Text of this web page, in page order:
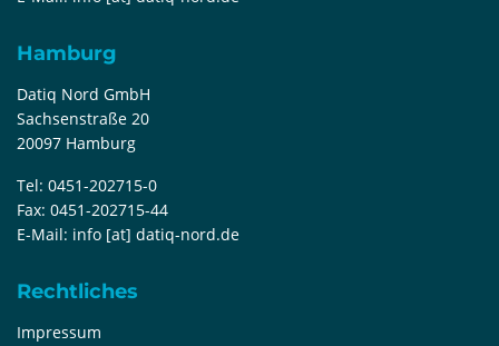
Hamburg
Datiq Nord GmbH
Sachsenstraße 20
20097 Hamburg
Tel: 0451-202715-0
Fax: 0451-202715-44
E-Mail: info [at] datiq-nord.de
Rechtliches
Impressum